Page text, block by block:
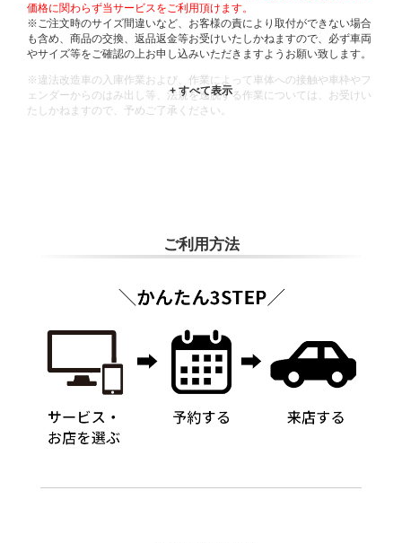
価格に関わらず当サービスをご利用頂けます。
※ご注文時のサイズ間違いなど、お客様の責により取付ができない場合
も含め、商品の交換、返品返金等お受けいたしかねますので、必ず車両
やサイズ等をご確認の上お申し込みいただきますようお願い致します。
※違法改造車の入庫作業および、作業によって車体への接触や車枠やフ
ェンダーからのはみ出し等、法規を逸脱する作業については、お受けい
たしかねますので、予めご了承ください。
ご利用方法